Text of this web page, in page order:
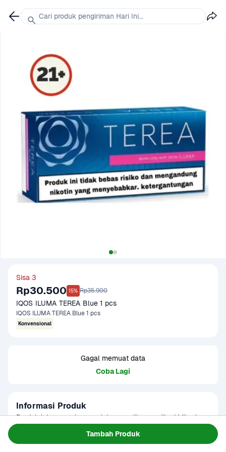
Tambah Produk
Sisa 3
Rp30.500 15% Rp35.900
IQOS ILUMA TEREA Blue 1 pcs
IQOS ILUMA TEREA Blue 1 pcs
Konvensional
Gagal memuat data
Coba Lagi
Informasi Produk
Produk ini merupakan produk yang dilarang dijual/diberi
Merokok dapat menyebabkan kanker, serangan jantung,
Cari produk pengiriman Hari Ini...